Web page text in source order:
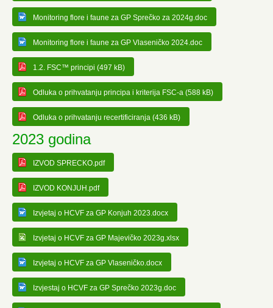
Monitoring flore i faune za GP Sprečko za 2024g.doc
Monitoring flore i faune za GP Vlaseničko 2024.doc
1.2. FSC™ principi (497 kB)
Odluka o prihvatanju principa i kriterija FSC-a (588 kB)
Odluka o prihvatanju recertificiranja (436 kB)
2023 godina
IZVOD SPRECKO.pdf
IZVOD KONJUH.pdf
Izvjetaj o HCVF za GP Konjuh 2023.docx
Izvjetaj o HCVF za GP Majevičko 2023g.xlsx
Izvjetaj o HCVF za GP Vlaseničko.docx
Izvjestaj o HCVF za GP Sprečko 2023g.doc